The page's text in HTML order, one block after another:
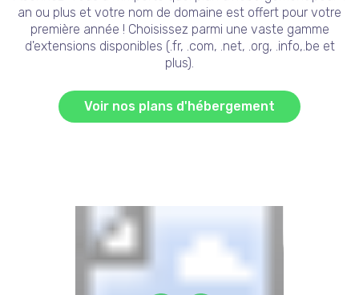
an ou plus et votre nom de domaine est offert pour votre
première année ! Choisissez parmi une vaste gamme
d'extensions disponibles (.fr, .com, .net, .org, .info,.be et
plus).
Voir nos plans d'hébergement